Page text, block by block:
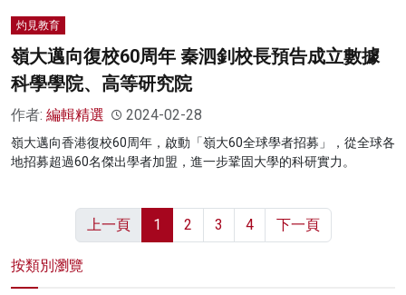
灼見教育
嶺大邁向復校60周年 秦泗釗校長預告成立數據
科學學院、高等研究院
作者: 編輯精選 2024-02-28
嶺大邁向香港復校60周年，啟動「嶺大60全球學者招募」，從全球各
地招募超過60名傑出學者加盟，進一步鞏固大學的科研實力。
上一頁 1 2 3 4 下一頁
按類別瀏覽